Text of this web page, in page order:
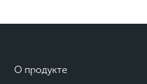
О продукте